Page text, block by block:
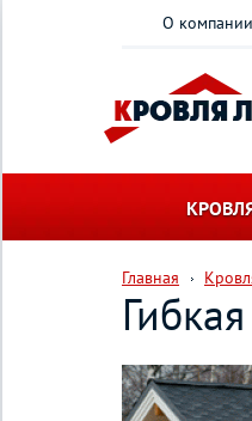
О компании
Главная